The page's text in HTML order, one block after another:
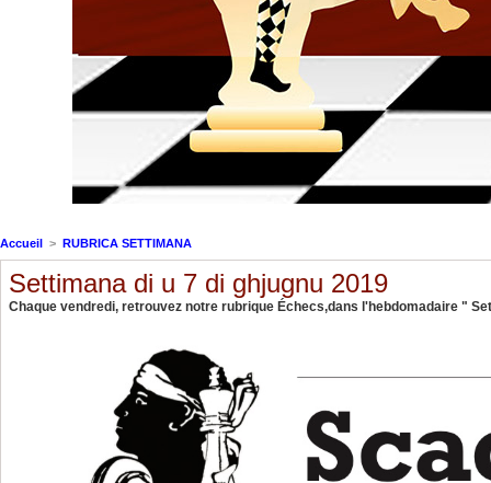
Accueil > RUBRICA SETTIMANA
Settimana di u 7 di ghjugnu 2019
Chaque vendredi, retrouvez notre rubrique Échecs,dans l'hebdomadaire "